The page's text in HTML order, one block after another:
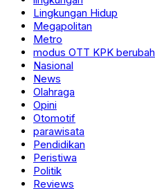
Lingkungan Hidup
Megapolitan
Metro
modus OTT KPK berubah
Nasional
News
Olahraga
Opini
Otomotif
parawisata
Pendidikan
Peristiwa
Politik
Reviews